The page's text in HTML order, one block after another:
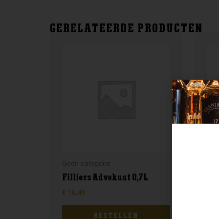
GERELATEERDE PRODUCTEN
Filliers Advokaat 0,7L
€ 16,49
BESTELLEN